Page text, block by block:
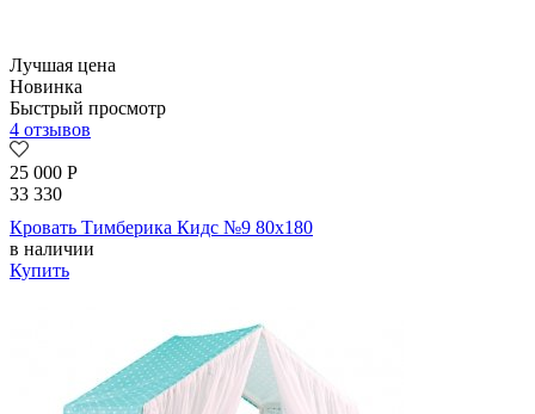
Лучшая цена
Новинка
Быстрый просмотр
4 отзывов
25 000 Р
33 330
Кровать Тимберика Кидс №9 80х180
в наличии
Купить